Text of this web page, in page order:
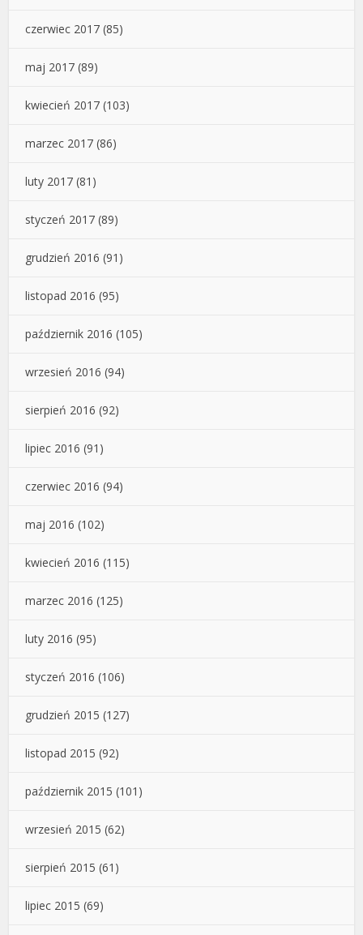
czerwiec 2017 (85)
maj 2017 (89)
kwiecień 2017 (103)
marzec 2017 (86)
luty 2017 (81)
styczeń 2017 (89)
grudzień 2016 (91)
listopad 2016 (95)
październik 2016 (105)
wrzesień 2016 (94)
sierpień 2016 (92)
lipiec 2016 (91)
czerwiec 2016 (94)
maj 2016 (102)
kwiecień 2016 (115)
marzec 2016 (125)
luty 2016 (95)
styczeń 2016 (106)
grudzień 2015 (127)
listopad 2015 (92)
październik 2015 (101)
wrzesień 2015 (62)
sierpień 2015 (61)
lipiec 2015 (69)